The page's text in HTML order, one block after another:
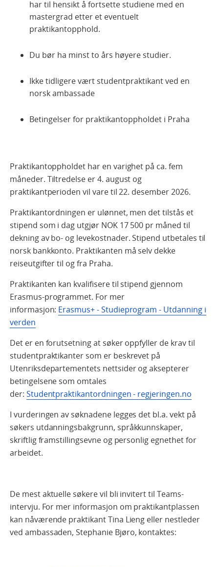
har til hensikt å fortsette studiene med en
mastergrad etter et eventuelt
praktikantopphold.
Du bør ha minst to års høyere studier.
Ikke tidligere vært studentpraktikant ved en
norsk ambassade
Betingelser for praktikantoppholdet i Praha
Praktikantoppholdet har en varighet på ca. fem
måneder. Tiltredelse er 4. august og
praktikantperioden vil vare til 22. desember 2026.
Praktikantordningen er ulønnet, men det tilstås et
stipend som i dag utgjør NOK 17 500 pr måned til
dekning av bo- og levekostnader. Stipend utbetales til
norsk bankkonto. Praktikanten må selv dekke
reiseutgifter til og fra Praha.
Praktikanten kan kvalifisere til stipend gjennom
Erasmus-programmet. For mer
informasjon: Erasmus+ - Studieprogram - Utdanning i
verden
Det er en forutsetning at søker oppfyller de krav til
studentpraktikanter som er beskrevet på
Utenriksdepartementets nettsider og aksepterer
betingelsene som omtales
der: Studentpraktikantordningen - regjeringen.no
I vurderingen av søknadene legges det bl.a. vekt på
søkers utdanningsbakgrunn, språkkunnskaper,
skriftlig framstillingsevne og personlig egnethet for
arbeidet.
De mest aktuelle søkere vil bli invitert til Teams-
intervju. For mer informasjon om praktikantplassen
kan nåværende praktikant Tina Lieng eller nestleder
ved ambassaden, Stephanie Bjøro, kontaktes: